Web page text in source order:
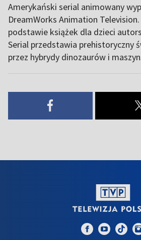
Amerykański serial animowany
DreamWorks Animation
podstawie książek dla dzieci
Serial przedstawia prehistoryczny
przez hybrydy dinozaurów i